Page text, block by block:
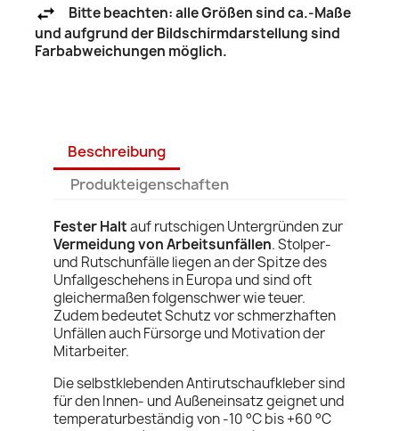
Bitte beachten: alle Größen sind ca.-Maße
und aufgrund der Bildschirmdarstellung sind
Farbabweichungen möglich.
Beschreibung
Produkteigenschaften
Fester Haltauf rutschigen Untergründen zur
Vermeidung von Arbeitsunfällen. Stolper-
und Rutschunfälle liegen an der Spitze des
Unfallgeschehens in Europa und sind oft
gleichermaßen folgenschwer wie teuer.
Zudem bedeutet Schutz vor schmerzhaften
Unfällen auch Fürsorge und Motivation der
Mitarbeiter.
Die selbstklebenden Antirutschaufkleber sind
für den Innen- und Außeneinsatz geignet und
temperaturbeständig von -10 °C bis +60 °C